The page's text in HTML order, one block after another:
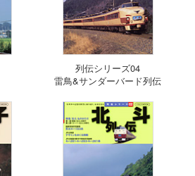
列伝シリーズ04
雷鳥&サンダーバード列伝